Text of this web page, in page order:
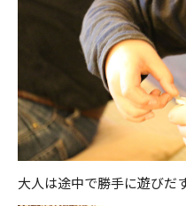
大人は途中で勝手に遊びだ